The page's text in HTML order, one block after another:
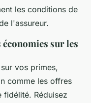
les conditions de
l'assureur.
sur les
sur vos primes,
comme les offres
fidélité. Réduisez